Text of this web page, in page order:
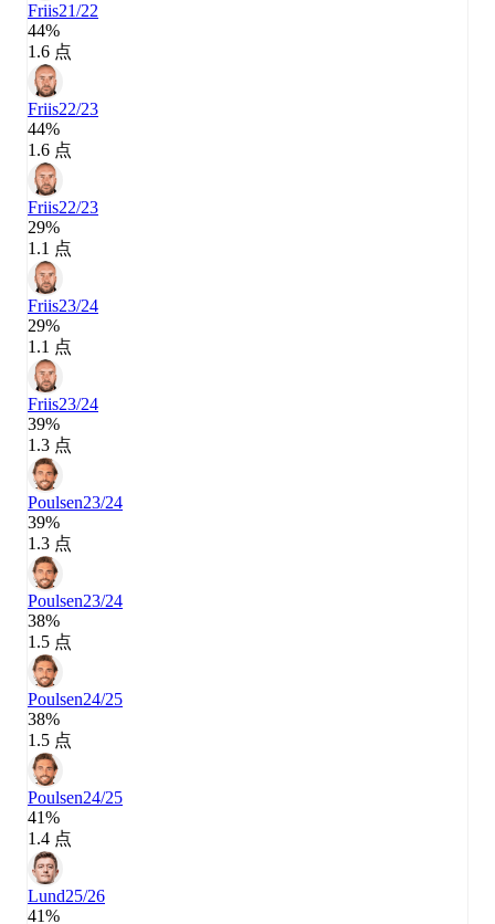
Friis21/22
44%
1.6 点
Friis22/23
44%
1.6 点
Friis22/23
29%
1.1 点
Friis23/24
29%
1.1 点
Friis23/24
39%
1.3 点
Poulsen23/24
39%
1.3 点
Poulsen23/24
38%
1.5 点
Poulsen24/25
38%
1.5 点
Poulsen24/25
41%
1.4 点
Lund25/26
41%